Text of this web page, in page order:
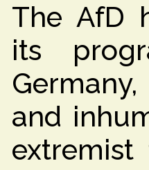
The AfD
its
and